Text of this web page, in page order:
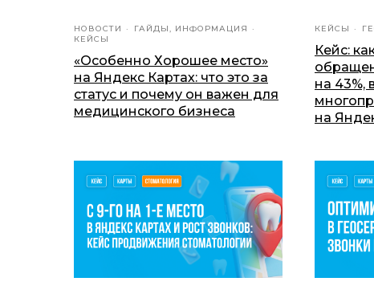
НОВОСТИ
ГАЙДЫ, ИНФОРМАЦИЯ
КЕЙСЫ
«Особенно Хорошее место»
на Яндекс Картах: что это за
статус и почему он важен для
медицинского бизнеса
КЕЙСЫ
Кейс:
на 43%,
на